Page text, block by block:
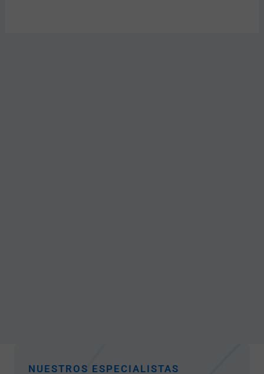
NUESTROS ESPECIALISTAS